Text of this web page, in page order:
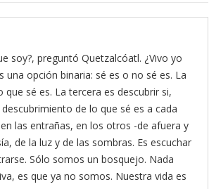
soy?, preguntó Quetzalcóatl. ¿Vivo yo
opción binaria: sé es o no sé es. La
sé es. La tercera es descubrir si,
de lo que sé es a cada
las entrañas, en los otros -de afuera y
de la luz y de las sombras. Es escuchar
Sólo somos un bosquejo. Nada
es que ya no somos. Nuestra vida es